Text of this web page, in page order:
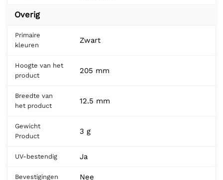
Overig
Primaire
kleuren
Zwart
Hoogte van het
product
205 mm
Breedte van
het product
12.5 mm
Gewicht
Product
3 g
UV-bestendig Ja
Bevestigingen Nee